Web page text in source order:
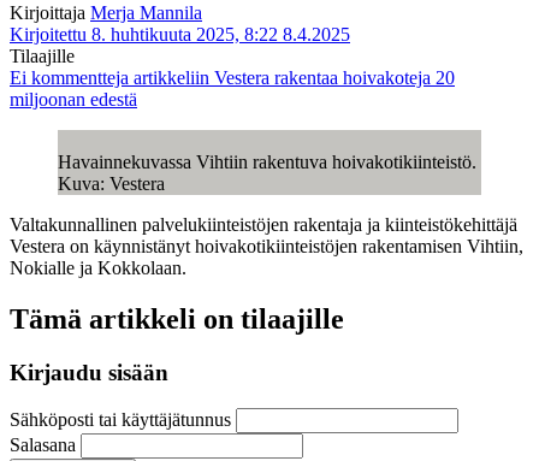
Kirjoittaja Merja Mannila
Kirjoitettu 8. huhtikuuta 2025, 8:22 8.4.2025
Tilaajille
Ei kommentteja artikkeliin Vestera rakentaa hoivakoteja 20
miljoonan edestä
Havainnekuvassa Vihtiin rakentuva hoivakotikiinteistö.
Kuva: Vestera
Valtakunnallinen palvelukiinteistöjen rakentaja ja kiinteistökehittäjä
Vestera on käynnistänyt hoivakotikiinteistöjen rakentamisen Vihtiin,
Nokialle ja Kokkolaan.
Tämä artikkeli on tilaajille
Kirjaudu sisään
Sähköposti tai käyttäjätunnus
Salasana